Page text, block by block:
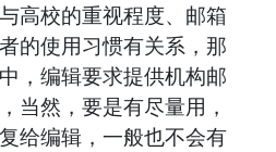
高校的重视程度、邮箱
的使用习惯有关系，那
，编辑要求提供机构邮
当然，要是有尽量用，
给编辑，一般也不会有